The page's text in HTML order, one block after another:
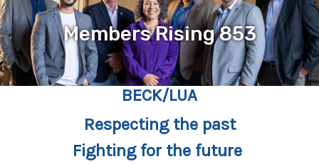
Members Rising 853
BECK/LUA
Respecting the past
Fighting for the future